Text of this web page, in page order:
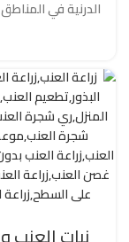
الدرنية في